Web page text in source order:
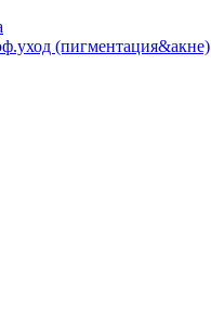
(пигментация&акне)